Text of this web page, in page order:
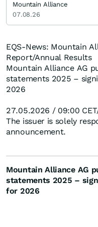
EQS-News: Mountain
Report/Annual Results
Mountain Alliance AG
statements 2025 –
2026
27.05.2026 / 09:00
The issuer is solely
announcement.
Mountain Alliance AG
statements 2025 –
for 2026
Mountain Alliance
07.08.26